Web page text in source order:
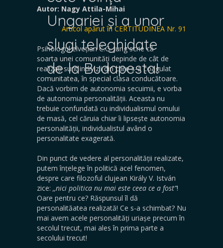
Ungariei și a unor
slugi teleghidate
de la Budapesta!
Autor: Nagy Attila-Mihai
Articol apărut în CERTITUDINEA Nr. 91
Psihologul elvețian C.G. Jung scrie că
soarta unei comunități depinde de cât de
realizați sunt indivizii din care s-a coagulat
comunitatea, în special clasa conducătoare.
Dacă vorbim de autonomia secuimii, e vorba
de autonomia personalității. Aceasta nu
trebuie confundată cu individualismul omului
de masă, cel căruia chiar îi lipsește autonomia
personalității, individualistul având o
personalitate exagerată.
Din punct de vedere al personalității realizate,
putem înțelege în politică acel fenomen,
despre care filozoful clujean Király V. István
zice: ,,nici politica nu mai este ceea ce a fost”!
Oare pentru ce? Răspunsul îl dă
personalităatea realizată! Ce s-a schimbat? Nu
mai avem acele personalități uriașe precum în
secolul trecut, mai ales în prima parte a
secolului trecut!